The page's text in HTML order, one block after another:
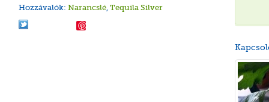
Hozzávalók: Narancslé, Tequila Silver